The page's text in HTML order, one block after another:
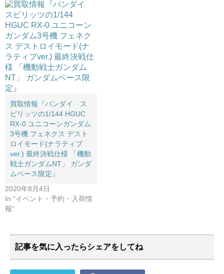
買取情報『バンダイ ス
ピリッツの1/144 ​HGUC ​
RX-0 ​ユニコーンガンダム
3号機 ​フェネクス ​デスト
ロイモード(ナラティブ
ver.) ​最終決戦仕様 ​「機動
戦士ガンダムNT」 ​ガンダ
ムベース限定』
2020年8月4日
In "イベント・予約・入荷情
報"
記事を気に入ったらシェアをしてね